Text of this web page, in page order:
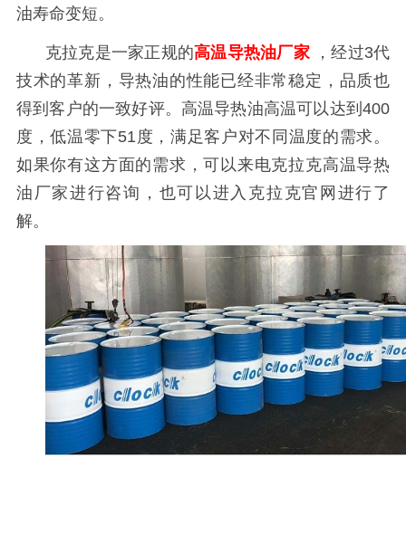
油寿命变短。
克拉克是一家正规的高温导热油厂家 ，经过3代
技术的革新，导热油的性能已经非常稳定，品质也
得到客户的一致好评。高温导热油高温可以达到400
度，低温零下51度，满足客户对不同温度的需求。
如果你有这方面的需求，可以来电克拉克高温导热
油厂家进行咨询，也可以进入克拉克官网进行了
解。